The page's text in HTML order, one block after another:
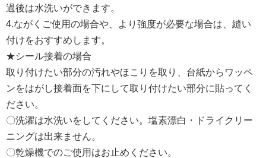
過後は水洗いができます。
4.ながくご使用の場合や、より強度が必要な場合は、縫い
付けをおすすめします。
★シール接着の場合
取り付けたい部分の汚れやほこりを取り、台紙からワッペ
ンをはがし接着面を下にして取り付けたい部分に貼ってく
ださい。
〇洗濯は水洗いをしてください。塩素漂白・ドライクリー
ニングは出来ません。
〇乾燥機でのご使用はお止めください。